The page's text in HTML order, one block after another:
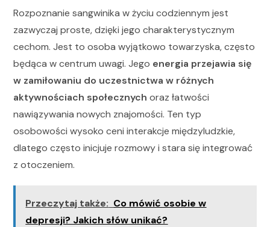
Rozpoznanie sangwinika w życiu codziennym jest
zazwyczaj proste, dzięki jego charakterystycznym
cechom. Jest to osoba wyjątkowo towarzyska, często
będąca w centrum uwagi. Jego energia przejawia się
w zamiłowaniu do uczestnictwa w różnych
aktywnościach społecznych oraz łatwości
nawiązywania nowych znajomości. Ten typ
osobowości wysoko ceni interakcje międzyludzkie,
dlatego często inicjuje rozmowy i stara się integrować
z otoczeniem.
Przeczytaj także: Co mówić osobie w
depresji? Jakich słów unikać?